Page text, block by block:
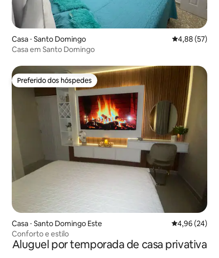
Casa ⋅ Santo Domingo 4,88 de uma
4,88 (57)
Casa em Santo Domingo
Preferido dos hóspedes
Preferido dos hóspedes
Casa ⋅ Santo Domingo Este 4,96 de uma
4,96 (24)
Conforto e estilo
Aluguel por temporada de casa privativa